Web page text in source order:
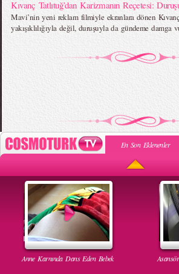
Kıvanç Tatlıtuğ’dan Karizmanın Reçetesi:
Mavi’nin yeni reklam filmiyle ekranlara dönen
yakışıklılığıyla değil, duruşuyla da gündeme damga
En Son Eklenenler
Anne Karnında Dans Eden Bebek